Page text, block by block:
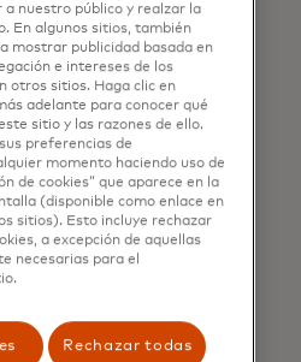
nuestro público y realzar la
En algunos sitios, también
mostrar publicidad basada en
e intereses de los
otros sitios. Haga clic en
adelante para conocer qué
sitio y las razones de ello.
preferencias de
momento haciendo uso de
de cookies” que aparece en la
(disponible como enlace en
sitios). Esto incluye rechazar
a excepción de aquellas
necesarias para el
Rechazar todas